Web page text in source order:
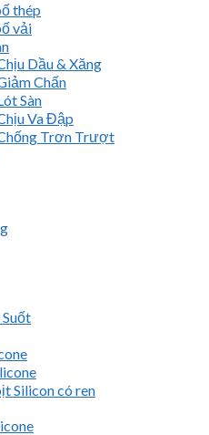
thép
vải
Dầu & Xăng
Chấn
Sàn
Va Đập
Trơn Trượt
Silicon có ren